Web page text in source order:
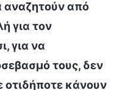
αναζητούν από
για τον
για να
τους, δεν
οτιδήποτε κάνουν